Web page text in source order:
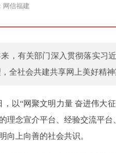
网信福建
，有关部门深入贯彻落实习
全社会共建共享网上美好精
，以“网聚文明力量 奋进伟大
理念宣介平台、经验交流平
向上向善的社会共识。